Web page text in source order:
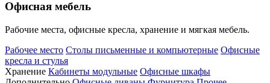
Офисная мебель
Рабочие места, офисные кресла, хранение и мягкая мебель.
Рабочее место Столы письменные и компьютерные Офисные
кресла и стулья
Хранение Кабинеты модульные Офисные шкафы